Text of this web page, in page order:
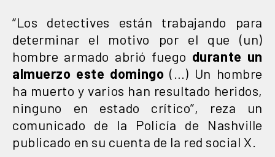
“Los detectives están trabajando para
determinar el motivo por el que (un)
hombre armado abrió fuego durante un
almuerzo este domingo (…) Un hombre
ha muerto y varios han resultado heridos,
ninguno en estado crítico”, reza un
comunicado de la Policía de Nashville
publicado en su cuenta de la red social X.